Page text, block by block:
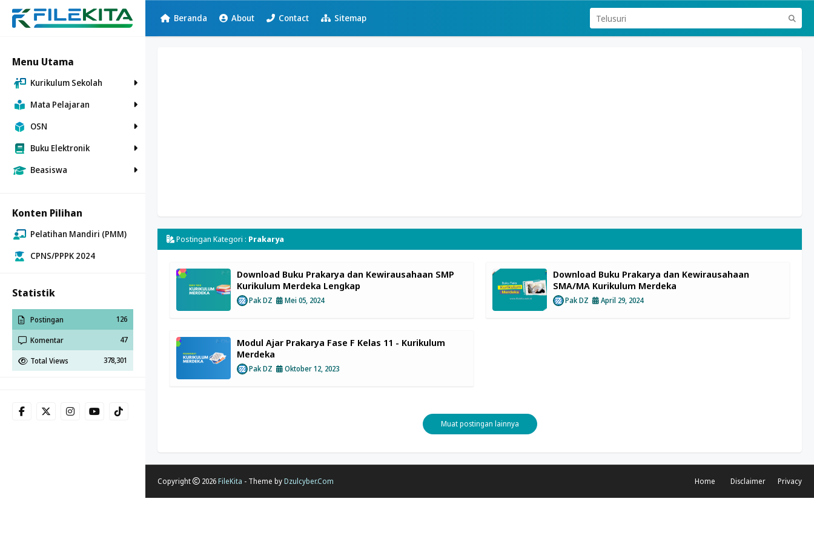
Menu Utama
Kurikulum Sekolah
Mata Pelajaran
OSN
Buku Elektronik
Beasiswa
Konten Pilihan
Pelatihan Mandiri (PMM)
CPNS/PPPK 2024
Statistik
Postingan 126
Komentar 47
Total Views 378,301
Beranda About Contact Sitemap
Postingan Kategori : Prakarya
Download Buku Prakarya dan Kewirausahaan SMP
Kurikulum Merdeka Lengkap
Pak DZ Mei 05, 2024
Download Buku Prakarya dan Kewirausahaan
SMA/MA Kurikulum Merdeka
Pak DZ April 29, 2024
Modul Ajar Prakarya Fase F Kelas 11 - Kurikulum
Merdeka
Pak DZ Oktober 12, 2023
Muat postingan lainnya
Home Disclaimer Privacy
Copyright 2026FileKita - Theme byDzulcyber.Com